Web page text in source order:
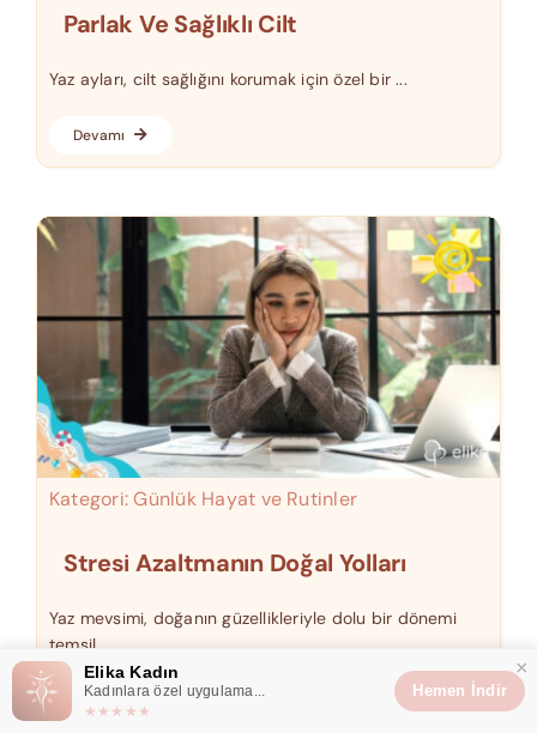
Parlak Ve Sağlıklı Cilt
Yaz ayları, cilt sağlığını korumak için özel bir ...
Devamı
Kategori:Günlük Hayat ve Rutinler
Stresi Azaltmanın Doğal Yolları
Yaz mevsimi, doğanın güzellikleriyle dolu bir dönemi
temsil ...
Devamı
×
Elika Kadın
Kadınlara özel uygulama...
★★★★★
Hemen İndir